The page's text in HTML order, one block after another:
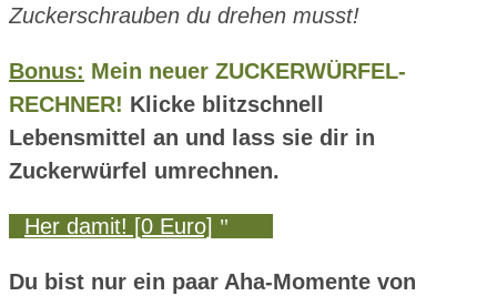
Zuckerschrauben du drehen musst!
Bonus: Mein neuer ZUCKERWÜRFEL-
RECHNER! Klicke blitzschnell
Lebensmittel an und lass sie dir in
Zuckerwürfel umrechnen.
Her damit! [0 Euro]
Du bist nur ein paar Aha-Momente von